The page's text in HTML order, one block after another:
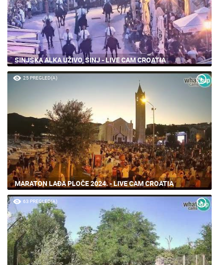
SINJSKA ALKA UŽIVO, SINJ - LIVE CAM CROATIA
25 PREGLED(A)
MARATON LAĐA PLOČE 2024. - LIVE CAM CROATIA
63 PREGLED(A)